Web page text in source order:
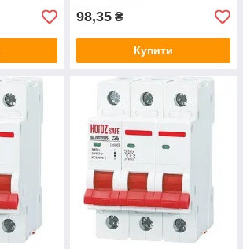
98,35 ₴
Купити